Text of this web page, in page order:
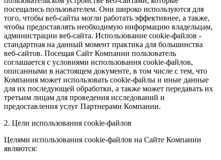
посещались пользователем. Они широко используются для
того, чтобы веб-сайты могли работать эффективнее, а также,
чтобы предоставлять необходимую информацию владельцам,
администрации веб-сайта. Использование cookie-файлов -
стандартная на данный момент практика для большинства
веб-сайтов. Посещая Сайт Компании пользователь
соглашается с условиями использования cookie-файлов,
описанными в настоящем документе, в том числе с тем, что
Компания может использовать cookie-файлы и иные данные
для их последующей обработки, а также может передавать их
третьим лицам для проведения исследований и
предоставления услуг Партнерами Компании.
2. Цели использования cookie-файлов
Целями использования cookie-файлов на Сайте Компании
являются: